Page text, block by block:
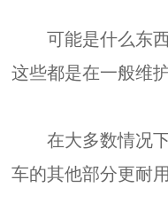
可能是什么东西
这些都是在一般维
在大多数情况下
车的其他部分更耐用